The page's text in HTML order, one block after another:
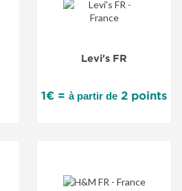
Levi's FR
1€ = à partir de 2 points